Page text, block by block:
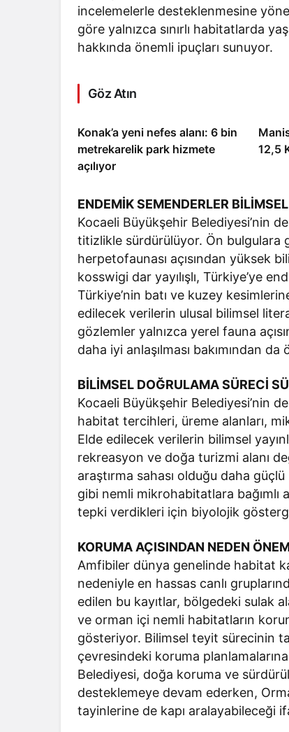
incelemelerle desteklenmesine
göre yalnızca sınırlı habitatlarda
hakkında önemli ipuçları sunuyor.
Göz Atın
Konak’a yeni nefes alanı: 6 bin
metrekarelik park hizmete
açılıyor
12,5
ENDEMİK SEMENDERLER
Kocaeli Büyükşehir Belediyesi’nin
titizlikle sürdürülüyor. Ön bulgulara
herpetofaunası açısından yüksek
kosswigi dar yayılışlı, Türkiye’ye
Türkiye’nin batı ve kuzey
edilecek verilerin ulusal bilimsel
gözlemler yalnızca yerel fauna
daha iyi anlaşılması bakımından da
BİLİMSEL DOĞRULAMA SÜRECİ
Kocaeli Büyükşehir Belediyesi’nin
habitat tercihleri, üreme alanları,
Elde edilecek verilerin bilimsel
rekreasyon ve doğa turizmi alanı
araştırma sahası olduğu daha
gibi nemli mikrohabitatlara
tepki verdikleri için biyolojik
KORUMA AÇISINDAN NEDEN
Amfibiler dünya genelinde habitat
nedeniyle en hassas canlı
edilen bu kayıtlar, bölgedeki sulak
ve orman içi nemli habitatların
gösteriyor. Bilimsel teyit sürecinin
çevresindeki koruma
Belediyesi, doğa koruma ve
desteklemeye devam ederken,
tayinlerine de kapı aralayabileceği